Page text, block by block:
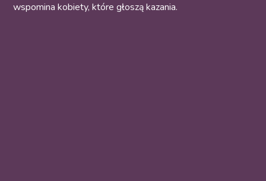
wspomina kobiety, które głoszą kazania.